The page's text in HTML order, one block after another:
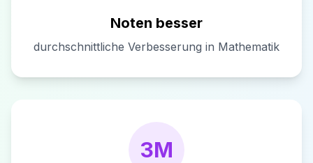
Noten besser
durchschnittliche Verbesserung in Mathematik
3M